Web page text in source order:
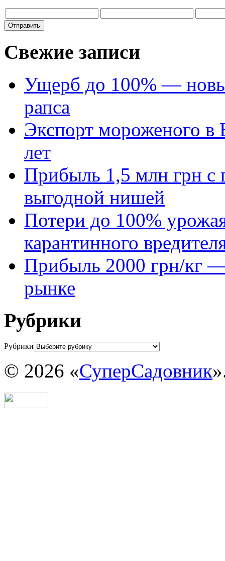
Свежие записи
Ущерб до 100% —
рапса
Экспорт мороженого в
лет
Прибыль 1,5 млн грн с
выгодной нишей
Потери до 100%
карантинного
Прибыль 2000 грн/кг —
рынке
Рубрики
Рубрики
© 2026 «СуперСадовник